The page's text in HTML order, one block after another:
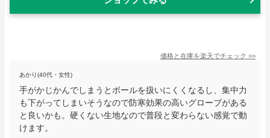
価格と在庫を楽天でチェック >>
あかり(40代・女性)
手がかじかんでしまうとボールを扱いにくくなるし、集中力
も下がってしまいそうなので防寒効果の高いグローブがある
と良いかも。硬くない生地なので普段と変わらない感覚で動
けます。